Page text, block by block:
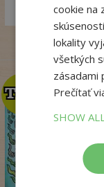
14,98
TOP
TOP
cookie na
lokality
všetkých
zásadami
Prečítať
SHOW